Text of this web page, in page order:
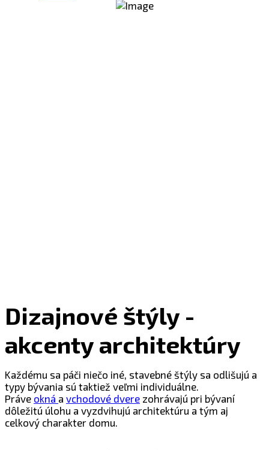
Dizajnové štýly -
akcenty architektúry
Každému sa páči niečo iné, stavebné štýly sa odlišujú a
typy bývania sú taktiež veľmi individuálne.
Práve okná a vchodové dvere zohrávajú pri bývaní
dôležitú úlohu a vyzdvihujú architektúru a tým aj
celkový charakter domu.